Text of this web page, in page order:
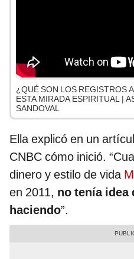
¿QUÉ SON LOS REGISTROS
ESTA MIRADA ESPIRITUAL |
SANDOVAL
Ella explicó en un
CNBC cómo inició.
dinero y estilo de vida
en 2011, no tenía idea
haciendo”.